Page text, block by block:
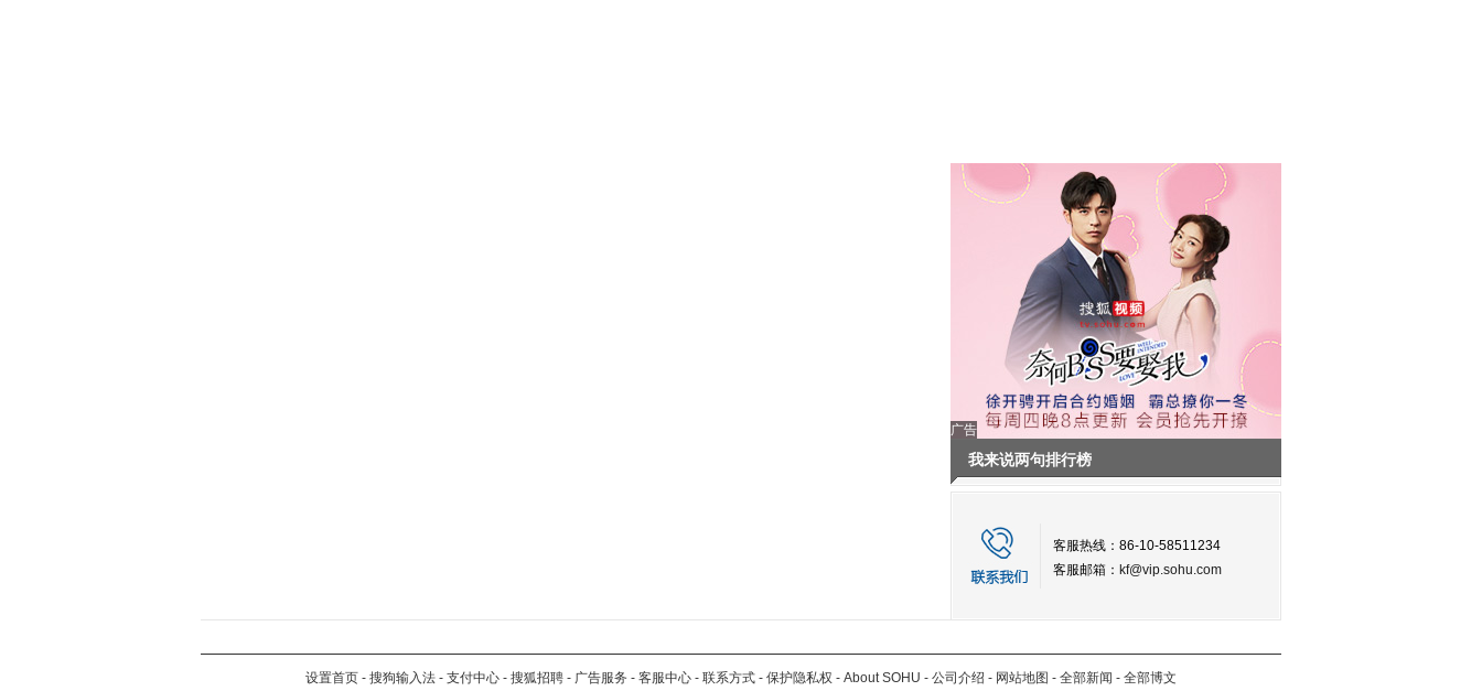
广告
我来说两句排行榜
客服热线：86-10-58511234
客服邮箱： kf@vip.sohu.com
设置首页 - 搜狗输入法 - 支付中心 - 搜狐招聘 - 广告服务 - 客服中心 - 联系方式 - 保护隐私权 - About SOHU - 公司介绍 - 网站地图 - 全部新闻 - 全部博文